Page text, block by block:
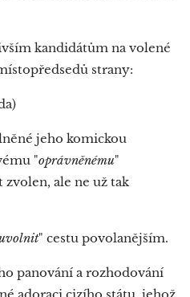
kandidátům na volené
strany:
jeho komickou
"oprávněnému"
ale ne už tak
" cestu povolanějším.
panování a rozhodování